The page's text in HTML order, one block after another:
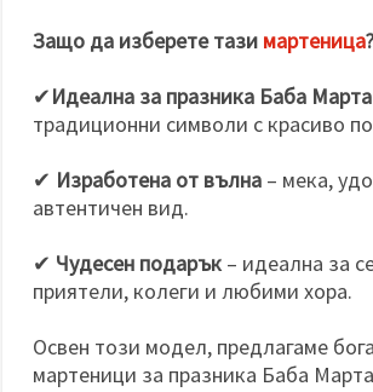
Защо да изберете тази мартеница?
✔Идеална за празника Баба Марта
традиционни символи с красиво
✔ Изработена от вълна – мека,
автентичен вид.
✔ Чудесен подарък – идеална за
приятели, колеги и любими хора.
Освен този модел, предлагаме
мартеници за празника Баба